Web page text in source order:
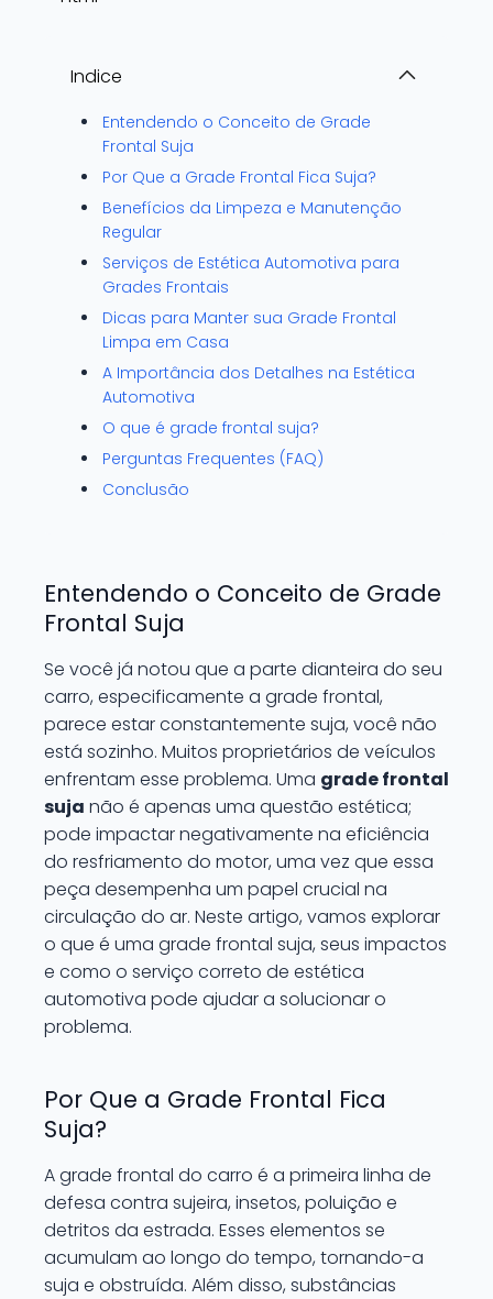
Indice
Entendendo o Conceito de Grade
Frontal Suja
Por Que a Grade Frontal Fica Suja?
Benefícios da Limpeza e Manutenção
Regular
Serviços de Estética Automotiva para
Grades Frontais
Dicas para Manter sua Grade Frontal
Limpa em Casa
A Importância dos Detalhes na Estética
Automotiva
O que é grade frontal suja?
Perguntas Frequentes (FAQ)
Conclusão
Entendendo o Conceito de Grade
Frontal Suja
Se você já notou que a parte dianteira do seu
carro, especificamente a grade frontal,
parece estar constantemente suja, você não
está sozinho. Muitos proprietários de veículos
enfrentam esse problema. Uma grade frontal
suja não é apenas uma questão estética;
pode impactar negativamente na eficiência
do resfriamento do motor, uma vez que essa
peça desempenha um papel crucial na
circulação do ar. Neste artigo, vamos explorar
o que é uma grade frontal suja, seus impactos
e como o serviço correto de estética
automotiva pode ajudar a solucionar o
problema.
Por Que a Grade Frontal Fica
Suja?
A grade frontal do carro é a primeira linha de
defesa contra sujeira, insetos, poluição e
detritos da estrada. Esses elementos se
acumulam ao longo do tempo, tornando-a
suja e obstruída. Além disso, substâncias